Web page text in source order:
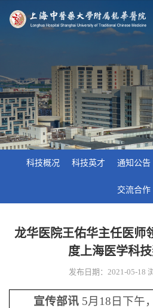
科技概况 科技英才 通知公告
交流合作
龙华医院王佑华主任医师
度上海医学科
发布日期：2021-05-18
宣传部讯 5月18日下午